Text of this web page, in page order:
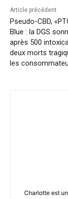
Article précédent
Pseudo-CBD,
Blue : la DGS
après 500
deux morts
les
Charlotte est